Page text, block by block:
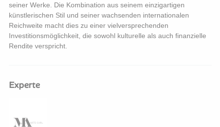
seiner Werke. Die Kombination aus seinem einzigartigen
künstlerischen Stil und seiner wachsenden internationalen
Reichweite macht dies zu einer vielversprechenden
Investitionsmöglichkeit, die sowohl kulturelle als auch finanzielle
Rendite verspricht.
Experte